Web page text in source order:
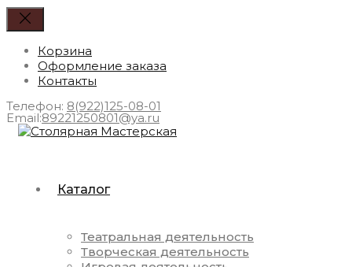
Корзина
Оформление заказа
Контакты
Телефон: 8(922)125-08-01
Email:89221250801@ya.ru
Каталог
Театральная деятельность
Творческая деятельность